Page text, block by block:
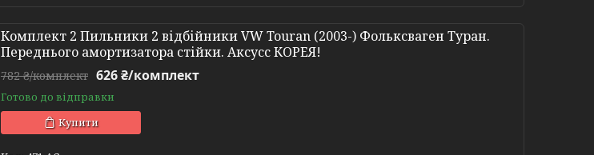
Комплект 2 Пильники 2 відбійники VW Touran (2003-) Фольксваген Туран.
Переднього амортизатора стійки. Аксусс КОРЕЯ!
782 ₴/комплект 626 ₴/комплект
Готово до відправки
Купити